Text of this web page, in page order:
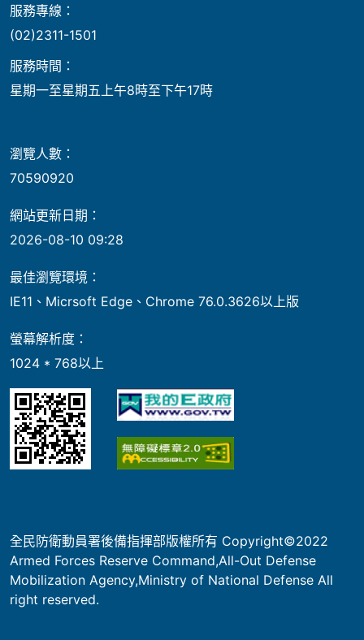
服務專線：
(02)2311-1501
服務時間：
星期一至星期五上午8時至下午17時
瀏覽人數：
70590920
網站更新日期：
2026-08-10 09:28
最佳瀏覽環境：
IE11、Micrsoft Edge、Chrome 76.0.3626以上版
螢幕解析度：
1024 * 768以上
全民防衛動員署後備指揮部版權所有 Copyright©2022
Armed Forces Reserve Command,All-Out Defense
Mobilization Agency,Ministry of National Defense All
right reserved.